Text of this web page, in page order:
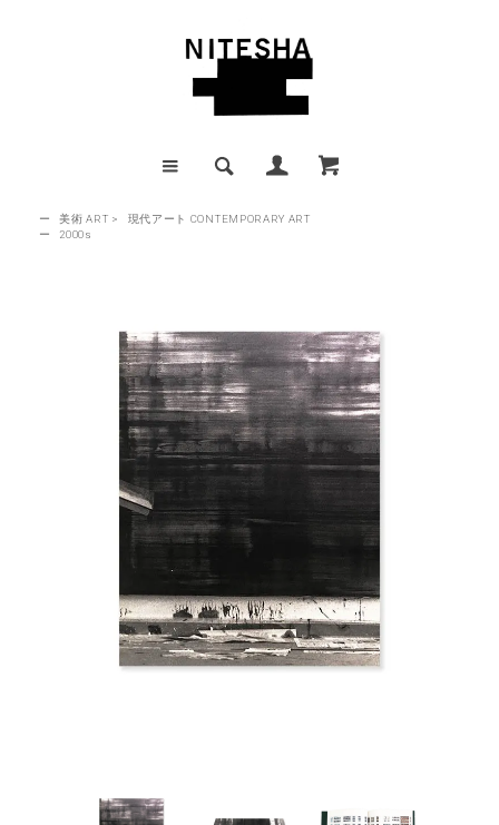
ー 美術 ART >
現代アート CONTEMPORARY ART
ー
2000s